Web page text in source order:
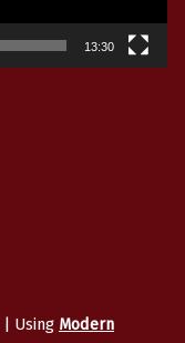
13:30
| Using Modern